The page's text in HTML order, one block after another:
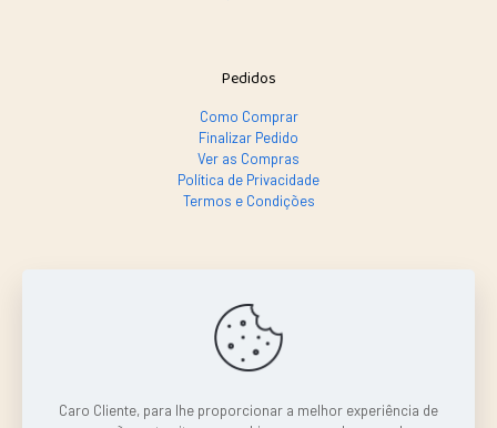
Pedidos
Como Comprar
Finalizar Pedido
Ver as Compras
Política de Privacidade
Termos e Condições
+244 938 808 834
sou@kambaexpress.com
Caro Cliente, para lhe proporcionar a melhor experiência de